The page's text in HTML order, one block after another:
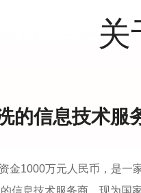
关
的信息技术服
金1000万元人民币，是一
信息技术服务商，现为国